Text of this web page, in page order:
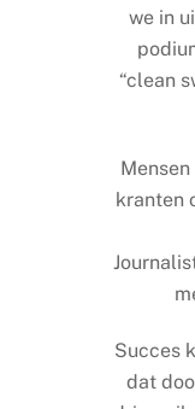
we in
“clean
kranten
Succes
dat